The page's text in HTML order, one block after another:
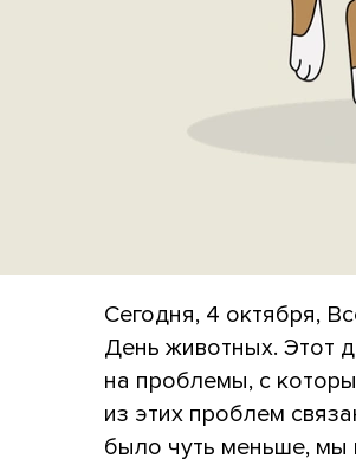
Сегодня, 4 октября,
День животных. Этот
на проблемы, с
из этих проблем
было чуть меньше, мы